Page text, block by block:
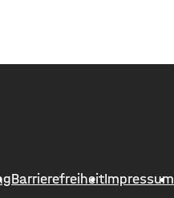
BarrierefreiheitImpressum